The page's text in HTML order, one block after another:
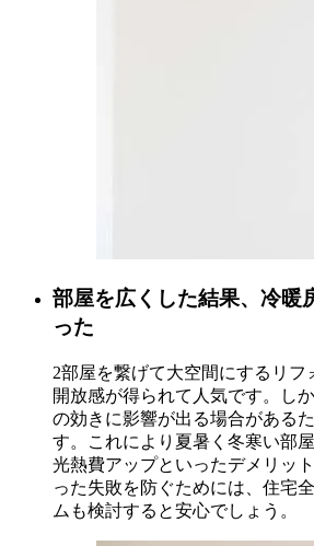
部屋を広くした結果、冷暖
った
2部屋を繋げて大空間にするリフ
開放感が得られて人気です。し
の効きに影響が出る場合がある
す。これにより夏暑く冬寒い部
光熱費アップといったデメリッ
った失敗を防ぐためには、住宅
ムも検討すると安心でしょう。